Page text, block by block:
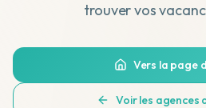
trouver vos
Vers la page
Voir les agences